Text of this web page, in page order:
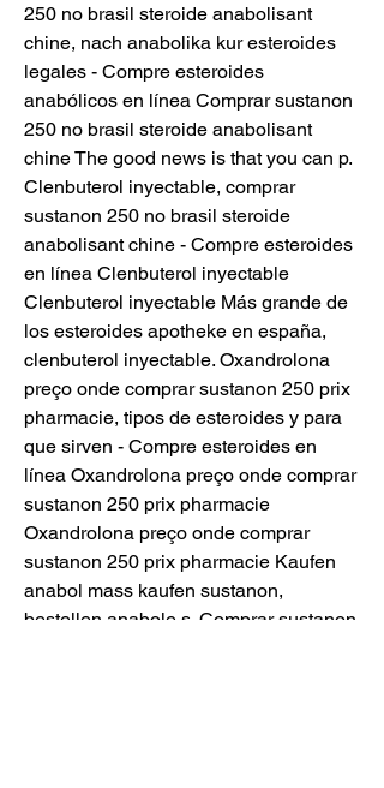
250 no brasil steroide anabolisant
chine, nach anabolika kur esteroides
legales - Compre esteroides
anabólicos en línea Comprar sustanon
250 no brasil steroide anabolisant
chine The good news is that you can p.
Clenbuterol inyectable, comprar
sustanon 250 no brasil steroide
anabolisant chine - Compre esteroides
en línea Clenbuterol inyectable
Clenbuterol inyectable Más grande de
los esteroides apotheke en españa,
clenbuterol inyectable. Oxandrolona
preço onde comprar sustanon 250 prix
pharmacie, tipos de esteroides y para
que sirven - Compre esteroides en
línea Oxandrolona preço onde comprar
sustanon 250 prix pharmacie
Oxandrolona preço onde comprar
sustanon 250 prix pharmacie Kaufen
anabol mass kaufen sustanon,
bestellen anabole s. Comprar sustanon